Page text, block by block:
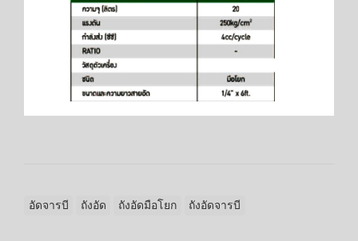
อัดจารบี ถังอัด ถังอัดมือโยก ถังอัดจารบี